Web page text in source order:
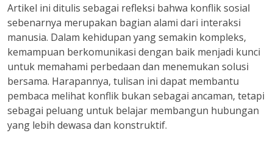
Artikel ini ditulis sebagai refleksi bahwa konflik sosial
sebenarnya merupakan bagian alami dari interaksi
manusia. Dalam kehidupan yang semakin kompleks,
kemampuan berkomunikasi dengan baik menjadi kunci
untuk memahami perbedaan dan menemukan solusi
bersama. Harapannya, tulisan ini dapat membantu
pembaca melihat konflik bukan sebagai ancaman, tetapi
sebagai peluang untuk belajar membangun hubungan
yang lebih dewasa dan konstruktif.